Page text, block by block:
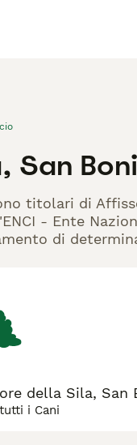
San
titolari di
- Ente
di
della Sila, San
i Cani